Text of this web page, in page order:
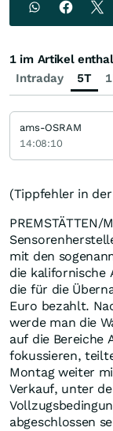
(Tippfehler in
mit den
die kalifornische
die für die
Euro bezahlt.
werde man die
auf die Bereiche
fokussieren,
Montag weiter
Verkauf, unter
abgeschlossen
Intraday 5T
1 im Artikel
ams-OSRAM
14:08:10